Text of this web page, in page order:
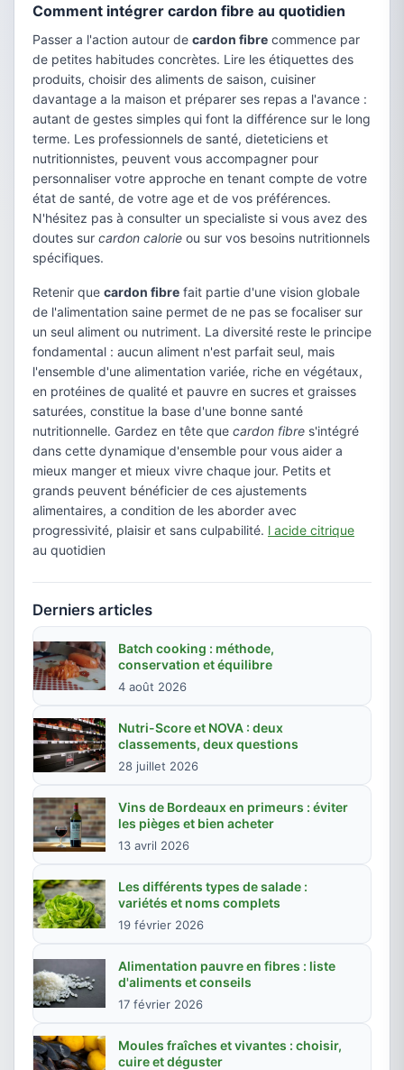
Comment intégrer cardon fibre au quotidien
Passer a l'action autour de cardon fibre commence par
de petites habitudes concrètes. Lire les étiquettes des
produits, choisir des aliments de saison, cuisiner
davantage a la maison et préparer ses repas a l'avance :
autant de gestes simples qui font la différence sur le long
terme. Les professionnels de santé, dieteticiens et
nutritionnistes, peuvent vous accompagner pour
personnaliser votre approche en tenant compte de votre
état de santé, de votre age et de vos préférences.
N'hésitez pas à consulter un specialiste si vous avez des
doutes sur cardon calorie ou sur vos besoins nutritionnels
spécifiques.
Retenir que cardon fibre fait partie d'une vision globale
de l'alimentation saine permet de ne pas se focaliser sur
un seul aliment ou nutriment. La diversité reste le principe
fondamental : aucun aliment n'est parfait seul, mais
l'ensemble d'une alimentation variée, riche en végétaux,
en protéines de qualité et pauvre en sucres et graisses
saturées, constitue la base d'une bonne santé
nutritionnelle. Gardez en tête que cardon fibre s'intégré
dans cette dynamique d'ensemble pour vous aider a
mieux manger et mieux vivre chaque jour. Petits et
grands peuvent bénéficier de ces ajustements
alimentaires, a condition de les aborder avec
progressivité, plaisir et sans culpabilité. l acide citrique
au quotidien
Derniers articles
Batch cooking : méthode,
conservation et équilibre
4 août 2026
Nutri-Score et NOVA : deux
classements, deux questions
28 juillet 2026
Vins de Bordeaux en primeurs : éviter
les pièges et bien acheter
13 avril 2026
Les différents types de salade :
variétés et noms complets
19 février 2026
Alimentation pauvre en fibres : liste
d'aliments et conseils
17 février 2026
Moules fraîches et vivantes : choisir,
cuire et déguster